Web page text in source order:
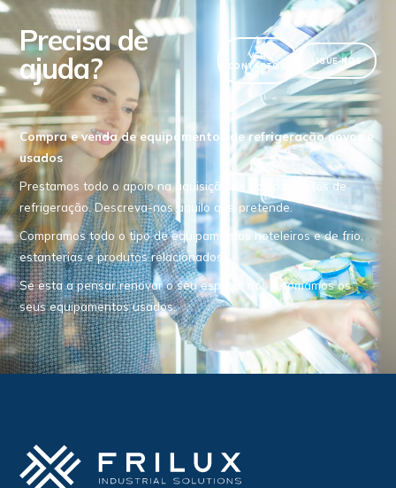
Precisa de
ajuda?
VER
CONTACTOS
LIGUE-NOS
Compra e venda de equipamentos de refrigeração novos e
usados
Prestamos todo o apoio na aquisição de equipamentos de
refrigeração. Descreva-nos aquilo que pretende.
Compramos todo o tipo de equipamentos hoteleiros e de frio,
estanterias e produtos relacionados.
Se esta a pensar renovar o seu espaço, nós retomamos os
seus equipamentos usados.